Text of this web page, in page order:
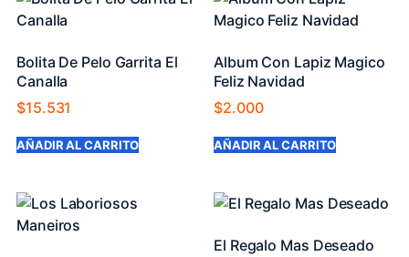
Bolita De Pelo Garrita El
Canalla
$15.531
AÑADIR AL CARRITO
Album Con Lapiz Magico
Feliz Navidad
$2.000
AÑADIR AL CARRITO
El Regalo Mas Deseado